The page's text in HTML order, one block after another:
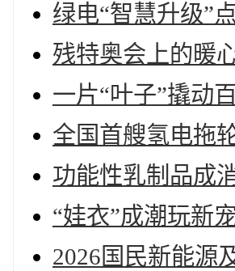
绿电“智慧升级”
残特奥会上的暖
一片“叶子”撬动
全国首艘氢电拖
功能性乳制品成
“娃衣”成潮玩新
2026国民新能源